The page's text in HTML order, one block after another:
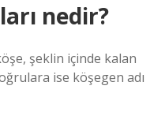
nedir?
şeklin içinde kalan
ise köşegen adı